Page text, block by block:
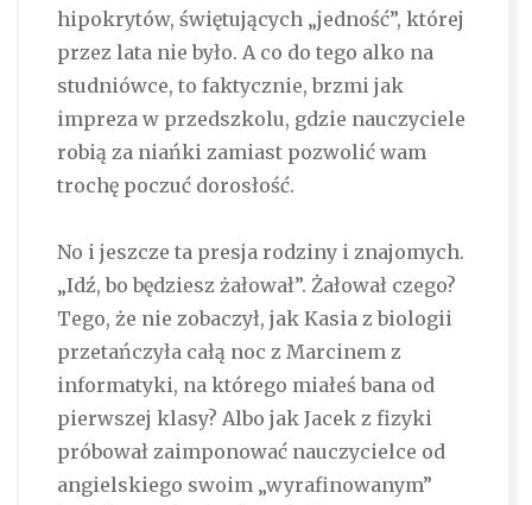
hipokrytów, świętujących „jedność”, której
przez lata nie było. A co do tego alko na
studniówce, to faktycznie, brzmi jak
impreza w przedszkolu, gdzie nauczyciele
robią za niańki zamiast pozwolić wam
trochę poczuć dorosłość.
No i jeszcze ta presja rodziny i znajomych.
„Idź, bo będziesz żałował”. Żałował czego?
Tego, że nie zobaczył, jak Kasia z biologii
przetańczyła całą noc z Marcinem z
informatyki, na którego miałeś bana od
pierwszej klasy? Albo jak Jacek z fizyki
próbował zaimponować nauczycielce od
angielskiego swoim „wyrafinowanym”